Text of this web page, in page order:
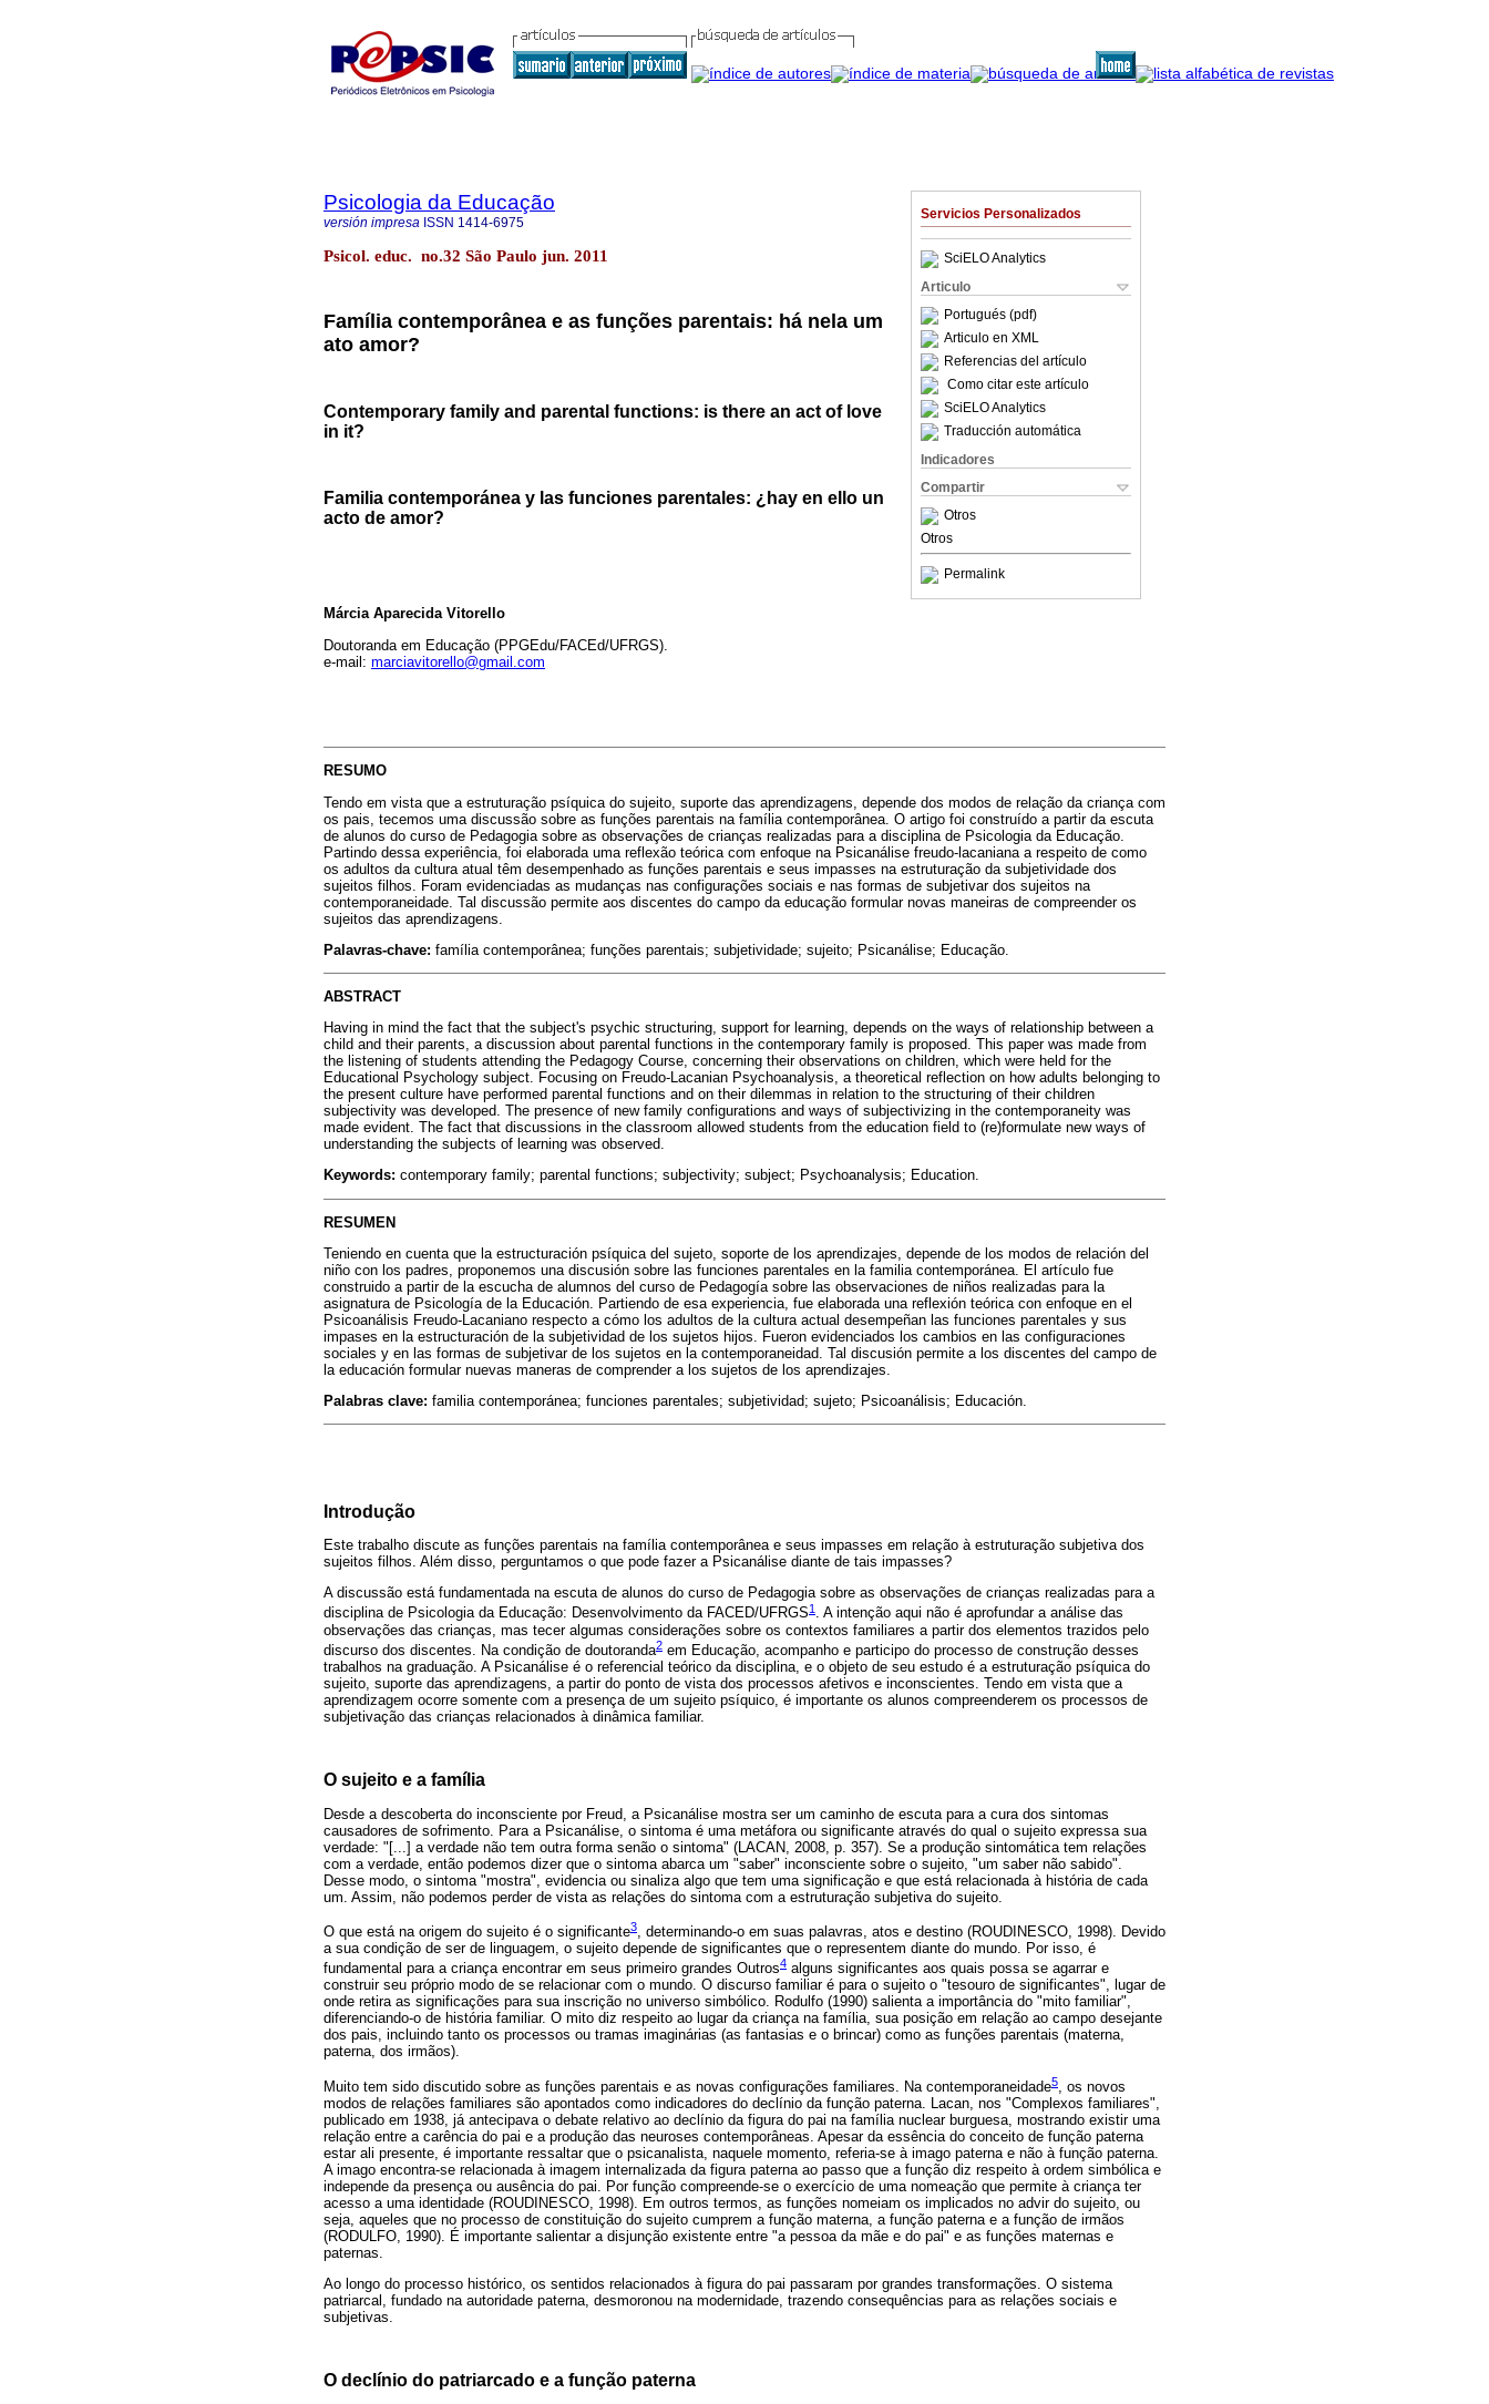
Servicios Personalizados
SciELO Analytics
Articulo
Portugués (pdf)
Articulo en XML
Referencias del artículo
Como citar este artículo
SciELO Analytics
Traducción automática
Indicadores
Compartir
Otros
Otros
Permalink
Psicologia da Educação
versión impresa ISSN 1414-6975
Psicol. educ. no.32 São Paulo jun. 2011
Família contemporânea e as funções parentais: há nela um
ato amor?
Contemporary family and parental functions: is there an act of love
in it?
Familia contemporánea y las funciones parentales: ¿hay en ello un
acto de amor?
Márcia Aparecida Vitorello
Doutoranda em Educação (PPGEdu/FACEd/UFRGS).
e-mail: marciavitorello@gmail.com
RESUMO
Tendo em vista que a estruturação psíquica do sujeito, suporte das aprendizagens, depende dos modos de relação da criança com
os pais, tecemos uma discussão sobre as funções parentais na família contemporânea. O artigo foi construído a partir da escuta
de alunos do curso de Pedagogia sobre as observações de crianças realizadas para a disciplina de Psicologia da Educação.
Partindo dessa experiência, foi elaborada uma reflexão teórica com enfoque na Psicanálise freudo-lacaniana a respeito de como
os adultos da cultura atual têm desempenhado as funções parentais e seus impasses na estruturação da subjetividade dos
sujeitos filhos. Foram evidenciadas as mudanças nas configurações sociais e nas formas de subjetivar dos sujeitos na
contemporaneidade. Tal discussão permite aos discentes do campo da educação formular novas maneiras de compreender os
sujeitos das aprendizagens.
Palavras-chave: família contemporânea; funções parentais; subjetividade; sujeito; Psicanálise; Educação.
ABSTRACT
Having in mind the fact that the subject's psychic structuring, support for learning, depends on the ways of relationship between a
child and their parents, a discussion about parental functions in the contemporary family is proposed. This paper was made from
the listening of students attending the Pedagogy Course, concerning their observations on children, which were held for the
Educational Psychology subject. Focusing on Freudo-Lacanian Psychoanalysis, a theoretical reflection on how adults belonging to
the present culture have performed parental functions and on their dilemmas in relation to the structuring of their children
subjectivity was developed. The presence of new family configurations and ways of subjectivizing in the contemporaneity was
made evident. The fact that discussions in the classroom allowed students from the education field to (re)formulate new ways of
understanding the subjects of learning was observed.
Keywords: contemporary family; parental functions; subjectivity; subject; Psychoanalysis; Education.
RESUMEN
Teniendo en cuenta que la estructuración psíquica del sujeto, soporte de los aprendizajes, depende de los modos de relación del
niño con los padres, proponemos una discusión sobre las funciones parentales en la familia contemporánea. El artículo fue
construido a partir de la escucha de alumnos del curso de Pedagogía sobre las observaciones de niños realizadas para la
asignatura de Psicología de la Educación. Partiendo de esa experiencia, fue elaborada una reflexión teórica con enfoque en el
Psicoanálisis Freudo-Lacaniano respecto a cómo los adultos de la cultura actual desempeñan las funciones parentales y sus
impases en la estructuración de la subjetividad de los sujetos hijos. Fueron evidenciados los cambios en las configuraciones
sociales y en las formas de subjetivar de los sujetos en la contemporaneidad. Tal discusión permite a los discentes del campo de
la educación formular nuevas maneras de comprender a los sujetos de los aprendizajes.
Palabras clave: familia contemporánea; funciones parentales; subjetividad; sujeto; Psicoanálisis; Educación.
Introdução
Este trabalho discute as funções parentais na família contemporânea e seus impasses em relação à estruturação subjetiva dos
sujeitos filhos. Além disso, perguntamos o que pode fazer a Psicanálise diante de tais impasses?
A discussão está fundamentada na escuta de alunos do curso de Pedagogia sobre as observações de crianças realizadas para a
disciplina de Psicologia da Educação: Desenvolvimento da FACED/UFRGS1 . A intenção aqui não é aprofundar a análise das
observações das crianças, mas tecer algumas considerações sobre os contextos familiares a partir dos elementos trazidos pelo
discurso dos discentes. Na condição de doutoranda2 em Educação, acompanho e participo do processo de construção desses
trabalhos na graduação. A Psicanálise é o referencial teórico da disciplina, e o objeto de seu estudo é a estruturação psíquica do
sujeito, suporte das aprendizagens, a partir do ponto de vista dos processos afetivos e inconscientes. Tendo em vista que a
aprendizagem ocorre somente com a presença de um sujeito psíquico, é importante os alunos compreenderem os processos de
subjetivação das crianças relacionados à dinâmica familiar.
O sujeito e a família
Desde a descoberta do inconsciente por Freud, a Psicanálise mostra ser um caminho de escuta para a cura dos sintomas
causadores de sofrimento. Para a Psicanálise, o sintoma é uma metáfora ou significante através do qual o sujeito expressa sua
verdade: "[...] a verdade não tem outra forma senão o sintoma" (LACAN, 2008, p. 357). Se a produção sintomática tem relações
com a verdade, então podemos dizer que o sintoma abarca um "saber" inconsciente sobre o sujeito, "um saber não sabido".
Desse modo, o sintoma "mostra", evidencia ou sinaliza algo que tem uma significação e que está relacionada à história de cada
um. Assim, não podemos perder de vista as relações do sintoma com a estruturação subjetiva do sujeito.
O que está na origem do sujeito é o significante3, determinando-o em suas palavras, atos e destino (ROUDINESCO, 1998). Devido
a sua condição de ser de linguagem, o sujeito depende de significantes que o representem diante do mundo. Por isso, é
fundamental para a criança encontrar em seus primeiro grandes Outros4 alguns significantes aos quais possa se agarrar e
construir seu próprio modo de se relacionar com o mundo. O discurso familiar é para o sujeito o "tesouro de significantes", lugar de
onde retira as significações para sua inscrição no universo simbólico. Rodulfo (1990) salienta a importância do "mito familiar",
diferenciando-o de história familiar. O mito diz respeito ao lugar da criança na família, sua posição em relação ao campo desejante
dos pais, incluindo tanto os processos ou tramas imaginárias (as fantasias e o brincar) como as funções parentais (materna,
paterna, dos irmãos).
Muito tem sido discutido sobre as funções parentais e as novas configurações familiares. Na contemporaneidade5
, os novos
modos de relações familiares são apontados como indicadores do declínio da função paterna. Lacan, nos "Complexos familiares",
publicado em 1938, já antecipava o debate relativo ao declínio da figura do pai na família nuclear burguesa, mostrando existir uma
relação entre a carência do pai e a produção das neuroses contemporâneas. Apesar da essência do conceito de função paterna
estar ali presente, é importante ressaltar que o psicanalista, naquele momento, referia-se à imago paterna e não à função paterna.
A imago encontra-se relacionada à imagem internalizada da figura paterna ao passo que a função diz respeito à ordem simbólica e
independe da presença ou ausência do pai. Por função compreende-se o exercício de uma nomeação que permite à criança ter
acesso a uma identidade (ROUDINESCO, 1998). Em outros termos, as funções nomeiam os implicados no advir do sujeito, ou
seja, aqueles que no processo de constituição do sujeito cumprem a função materna, a função paterna e a função de irmãos
(RODULFO, 1990). É importante salientar a disjunção existente entre "a pessoa da mãe e do pai" e as funções maternas e
paternas.
Ao longo do processo histórico, os sentidos relacionados à figura do pai passaram por grandes transformações. O sistema
patriarcal, fundado na autoridade paterna, desmoronou na modernidade, trazendo consequências para as relações sociais e
subjetivas.
O declínio do patriarcado e a função paterna